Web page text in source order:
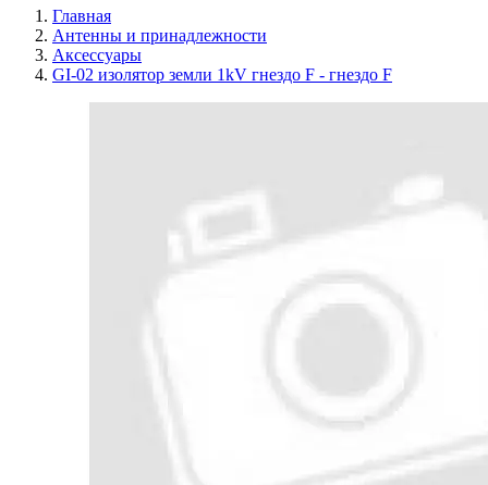
Главная
Антенны и принадлежности
Аксессуары
GI-02 изолятор земли 1kV гнездо F - гнездо F